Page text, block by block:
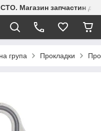
Магазин запчастин
група Прокладки